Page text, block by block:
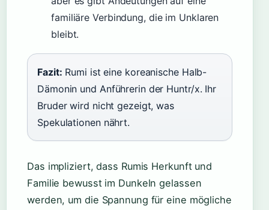
familiäre Verbindung, die im Unklaren
bleibt.
Fazit: Rumi ist eine koreanische Halb-
Dämonin und Anführerin der Huntr/x. Ihr
Bruder wird nicht gezeigt, was
Spekulationen nährt.
Das impliziert, dass Rumis Herkunft und
Familie bewusst im Dunkeln gelassen
werden, um die Spannung für eine mögliche